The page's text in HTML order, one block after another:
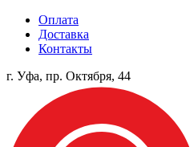
Оплата
Доставка
Контакты
г. Уфа, пр. Октября, 44